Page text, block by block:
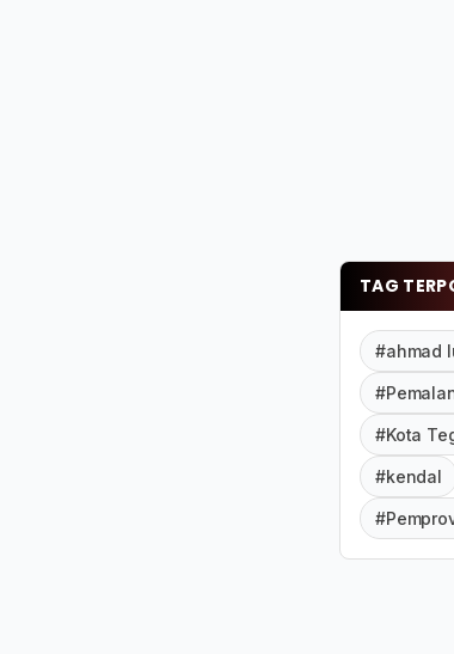
TAG
#ahmad
#Kota
#kendal